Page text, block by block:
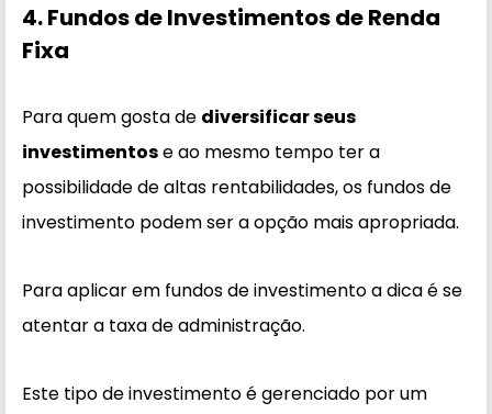
4. Fundos de Investimentos de Renda
Fixa
Para quem gosta de diversificar seus
investimentose ao mesmo tempo ter a
possibilidade de altas rentabilidades, os fundos de
investimento podem ser a opção mais apropriada.
Para aplicar em fundos de investimento a dica é se
atentar a taxa de administração.
Este tipo de investimento é gerenciado por um